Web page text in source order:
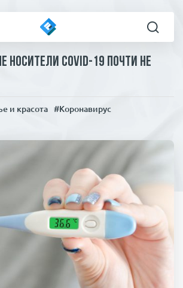
Технологии
Пресса
Статьи
ЧП И КРИМИНАЛ
1000 мелочей
носители COVID-19 почти не
и красота
#Коронавирус